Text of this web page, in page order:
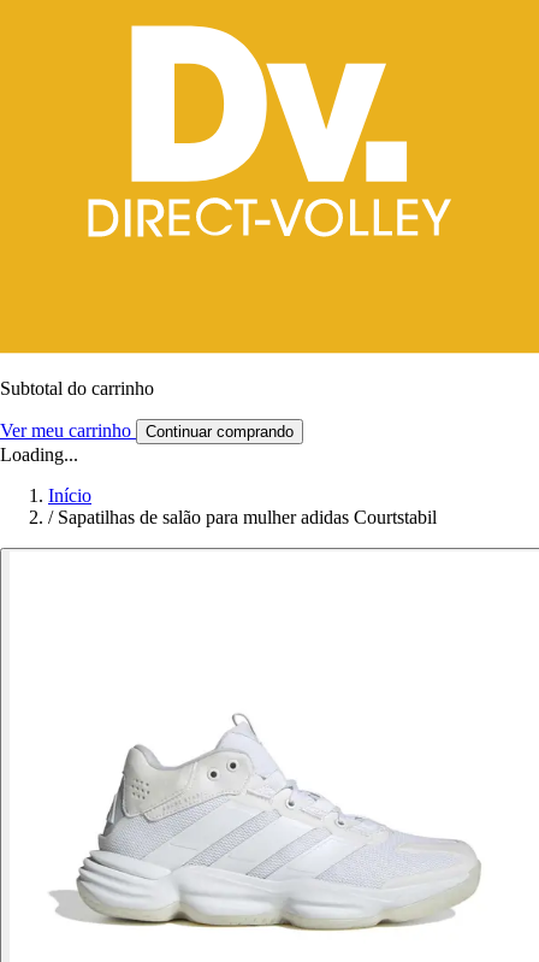
Subtotal do carrinho
Ver meu carrinho Continuar comprando
Loading...
Início
/ Sapatilhas de salão para mulher adidas Courtstabil